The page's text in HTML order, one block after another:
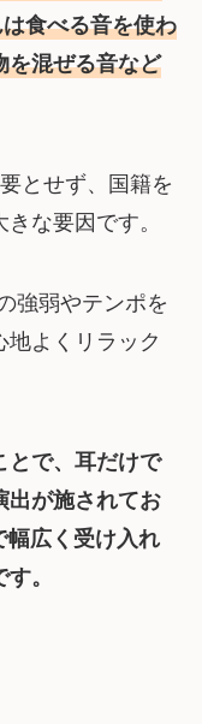
食べる音を使わ
を混ぜる音など
とせず、国籍を
な要因です。
強弱やテンポを
よくリラック
とで、耳だけで
出が施されてお
幅広く受け入れ
。